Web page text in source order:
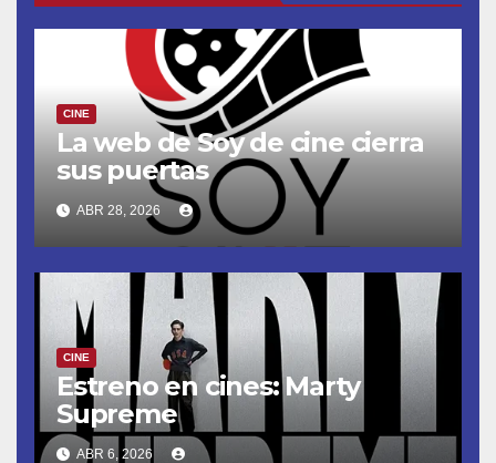
CINE
La web de Soy de cine cierra
sus puertas
ABR 28, 2026
CINE
Estreno en cines: Marty
Supreme
ABR 6, 2026